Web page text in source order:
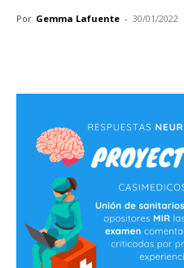
Por Gemma Lafuente - 30/01/2022